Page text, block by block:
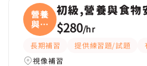
營養
與食
物
初級,營養與食物
$280/hr
長期補習 提供練習題/試題
視像補習